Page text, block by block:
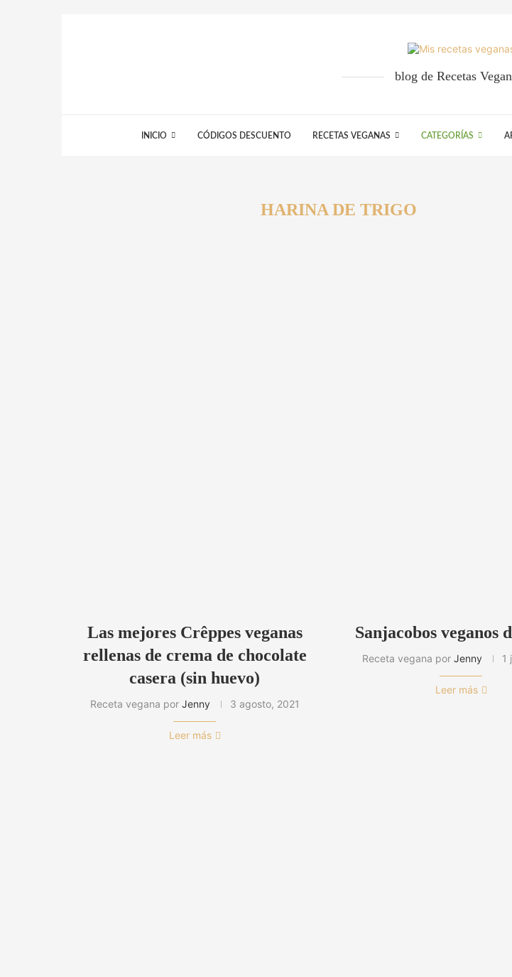
blog de Recetas
INICIO CÓDIGOS DESCUENTO RECETAS VEGANAS CATEGORÍAS
HARINA DE TRIGO
Las mejores Crêppes veganas
rellenas de crema de chocolate
casera (sin huevo)
Receta vegana por Jenny 3 agosto, 2021
Leer más
Sanjacobos veganos
Receta vegana porJenny 1
Leer más